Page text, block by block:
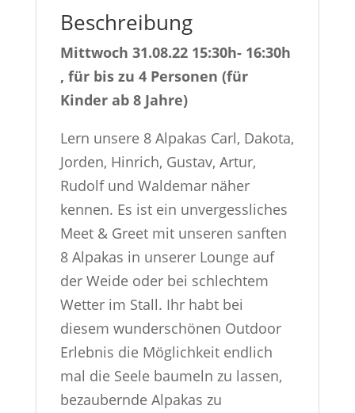
Beschreibung
Mittwoch 31.08.22 15:30h- 16:30h
, für bis zu 4 Personen (für
Kinder ab 8 Jahre)
Lern unsere 8 Alpakas Carl, Dakota,
Jorden, Hinrich, Gustav, Artur,
Rudolf und Waldemar näher
kennen. Es ist ein unvergessliches
Meet & Greet mit unseren sanften
8 Alpakas in unserer Lounge auf
der Weide oder bei schlechtem
Wetter im Stall. Ihr habt bei
diesem wunderschönen Outdoor
Erlebnis die Möglichkeit endlich
mal die Seele baumeln zu lassen,
bezaubernde Alpakas zu